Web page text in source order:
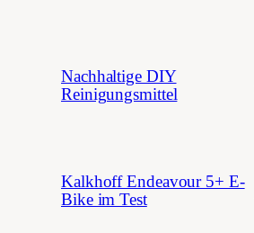
Nachhaltige DIY
Reinigungsmittel
Kalkhoff Endeavour 5+ E-
Bike im Test